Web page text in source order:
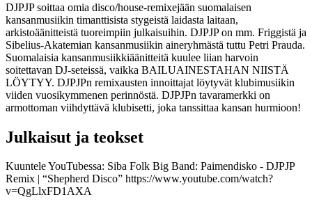
DJPJP soittaa omia disco/house-remixejään suomalaisen
kansanmusiikin timanttisista stygeistä laidasta laitaan,
arkistoäänitteistä tuoreimpiin julkaisuihin. DJPJP on mm. Friggistä ja
Sibelius-Akatemian kansanmusiikin aineryhmästä tuttu Petri Prauda.
Suomalaisia kansanmusiikkiäänitteitä kuulee liian harvoin
soitettavan DJ-seteissä, vaikka BAILUAINESTAHAN NIISTÄ
LÖYTYY. DJPJPn remixausten innoittajat löytyvät klubimusiikin
viiden vuosikymmenen perinnöstä. DJPJPn tavaramerkki on
armottoman viihdyttävä klubisetti, joka tanssittaa kansan hurmioon!
Julkaisut ja teokset
Kuuntele YouTubessa: Siba Folk Big Band: Paimendisko - DJPJP
Remix | “Shepherd Disco” https://www.youtube.com/watch?
v=QgLlxFD1AXA